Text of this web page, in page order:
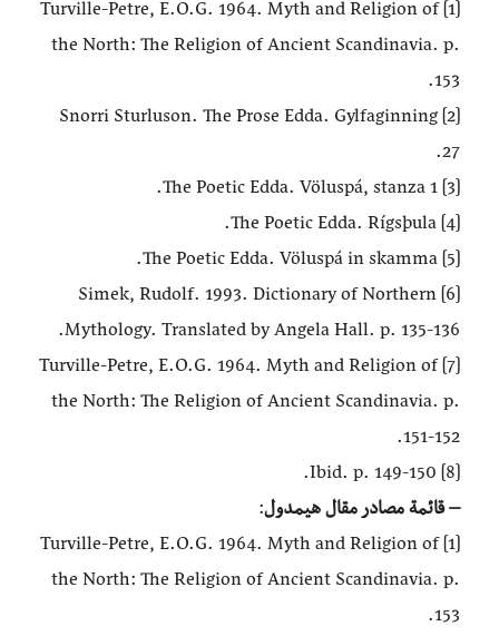
[1] Turville-Petre, E.O.G. 1964. Myth and Religion of
the North: The Religion of Ancient Scandinavia. p.
153.
[2] Snorri Sturluson. The Prose Edda. Gylfaginning
27.
[3] The Poetic Edda. Völuspá, stanza 1.
[4] The Poetic Edda. Rígsþula.
[5] The Poetic Edda. Völuspá in skamma.
[6] Simek, Rudolf. 1993. Dictionary of Northern
Mythology. Translated by Angela Hall. p. 135-136.
[7] Turville-Petre, E.O.G. 1964. Myth and Religion of
the North: The Religion of Ancient Scandinavia. p.
151-152.
[8] Ibid. p. 149-150.
– قائمة مصادر مقال هيمدول:
[1] Turville-Petre, E.O.G. 1964. Myth and Religion of
the North: The Religion of Ancient Scandinavia. p.
153.